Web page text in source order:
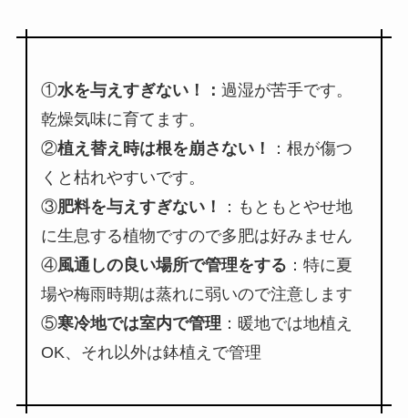
①水を与えすぎない！： 過湿が苦手です。
乾燥気味に育てます。
②植え替え時は根を崩さない！
：根が傷つ
くと枯れやすいです。
③肥料を与えすぎない！
：もともとやせ地
に生息する植物ですので多肥は好みません
④風通しの良い場所で管理をする ：特に夏
場や梅雨時期は蒸れに弱いので注意します
⑤寒冷地では室内で管理 ：暖地では地植え
OK、それ以外は鉢植えで管理